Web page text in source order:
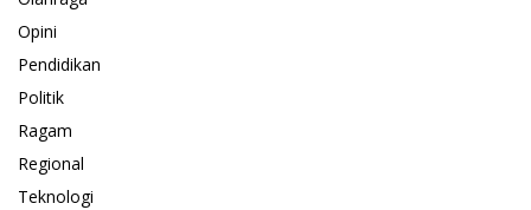
Opini
Pendidikan
Politik
Ragam
Regional
Teknologi